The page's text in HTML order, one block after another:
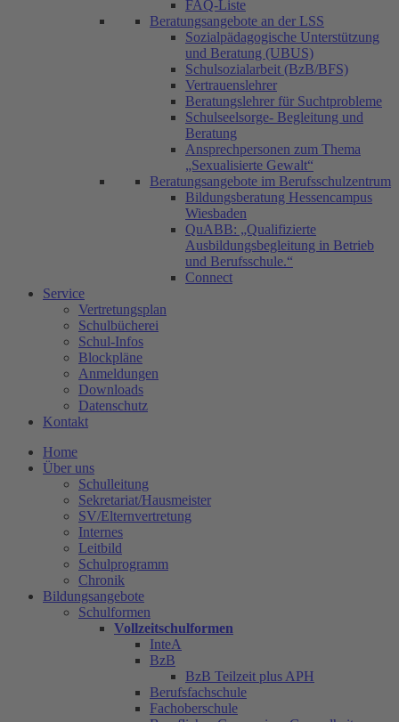
FAQ-Liste
Beratungsangebote an der LSS
Sozialpädagogische Unterstützung
und Beratung (UBUS)
Schulsozialarbeit (BzB/BFS)
Vertrauenslehrer
Beratungslehrer für Suchtprobleme
Schulseelsorge- Begleitung und
Beratung
Ansprechpersonen zum Thema
„Sexualisierte Gewalt“
Beratungsangebote im Berufsschulzentrum
Bildungsberatung Hessencampus
Wiesbaden
QuABB: „Qualifizierte
Ausbildungsbegleitung in Betrieb
und Berufsschule.“
Connect
Service
Vertretungsplan
Schulbücherei
Schul-Infos
Blockpläne
Anmeldungen
Downloads
Datenschutz
Kontakt
Home
Über uns
Schulleitung
Sekretariat/Hausmeister
SV/Elternvertretung
Internes
Leitbild
Schulprogramm
Chronik
Bildungsangebote
Schulformen
Vollzeitschulformen
InteA
BzB
BzB Teilzeit plus APH
Berufsfachschule
Fachoberschule